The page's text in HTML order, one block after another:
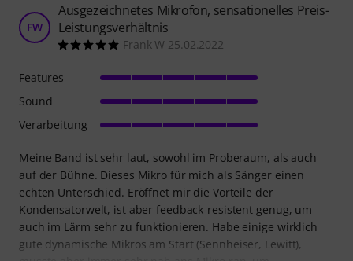
FW
Ausgezeichnetes Mikrofon, sensationelles Preis-
Leistungsverhältnis
Frank W 25.02.2022
Meine Band ist sehr laut, sowohl im Proberaum, als auch
auf der Bühne. Dieses Mikro für mich als Sänger einen
echten Unterschied. Eröffnet mir die Vorteile der
Kondensatorwelt, ist aber feedback-resistent genug, um
auch im Lärm sehr zu funktionieren. Habe einige wirklich
gute dynamische Mikros am Start (Sennheiser, Lewitt),
Features
Sound
Verarbeitung